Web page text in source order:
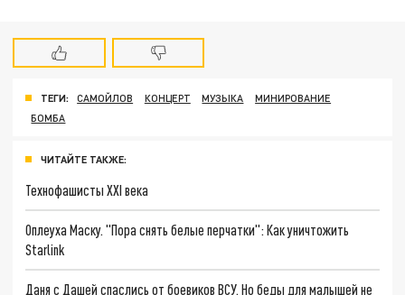
ТЕГИ: САМОЙЛОВ КОНЦЕРТ МУЗЫКА
МИНИРОВАНИЕ
БОМБА
ЧИТАЙТЕ ТАКЖЕ:
Технофашисты XXI века
Оплеуха Маску. "Пора снять белые перчатки": Как уничтожить
Starlink
Даня с Дашей спаслись от боевиков ВСУ. Но беды для малышей не